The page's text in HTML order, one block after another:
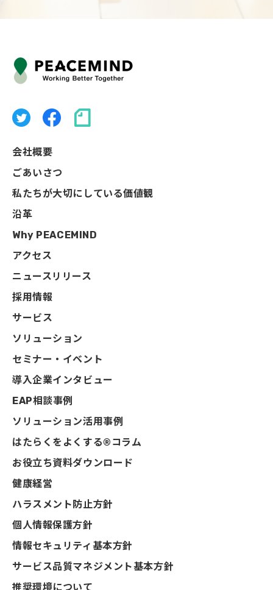
会社概要
ごあいさつ
私たちが大切にしている価値観
沿革
Why PEACEMIND
アクセス
ニュースリリース
採用情報
サービス
ソリューション
セミナー・イベント
導入企業インタビュー
EAP相談事例
ソリューション活用事例
はたらくをよくする®コラム
お役立ち資料ダウンロード
健康経営
ハラスメント防止方針
個人情報保護方針
情報セキュリティ基本方針
サービス品質マネジメント基本方針
推奨環境について